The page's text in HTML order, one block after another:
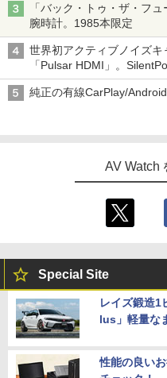
「バック・トゥ・ザ・フ
腕時計。1985本限定
世界初アクティブノイズ
「Pulsar HDMI」。
純正の有線CarPlay/
AV Watch
Special Site
レイズ鍛造1
lus」軽量な
性能の良い